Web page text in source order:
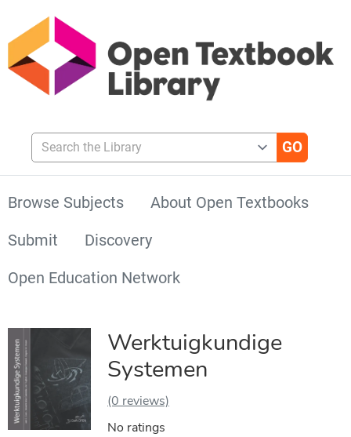
Search the Library
Browse Subjects
About Open Textbooks
Submit
Discovery
Open Education Network
Werktuigkundige
Systemen
(0 reviews)
No ratings